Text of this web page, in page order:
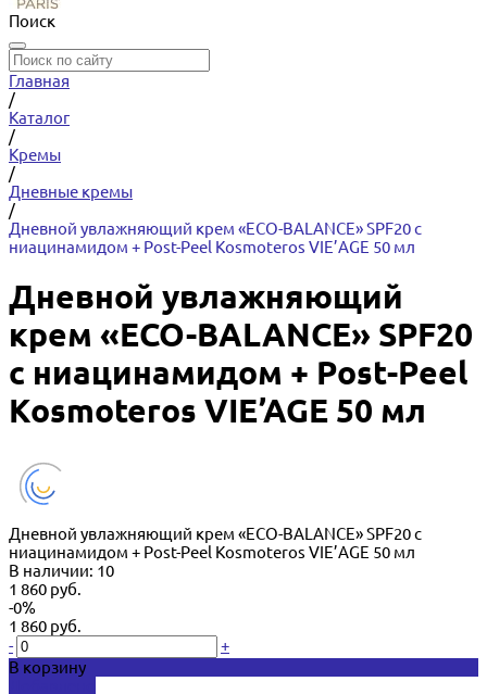
Поиск
Главная
/
Каталог
/
Кремы
/
Дневные кремы
/
Дневной увлажняющий крем «ECO-BALANCE» SPF20 с
ниацинамидом + Post-Peel Kosmoteros VIE’AGE 50 мл
Дневной увлажняющий
крем «ECO-BALANCE» SPF20
с ниацинамидом + Post-Peel
Kosmoteros VIE’AGE 50 мл
Дневной увлажняющий крем «ECO-BALANCE» SPF20 с
ниацинамидом + Post-Peel Kosmoteros VIE’AGE 50 мл
В наличии: 10
1 860 руб.
-0%
1 860 руб.
-
+
В корзину